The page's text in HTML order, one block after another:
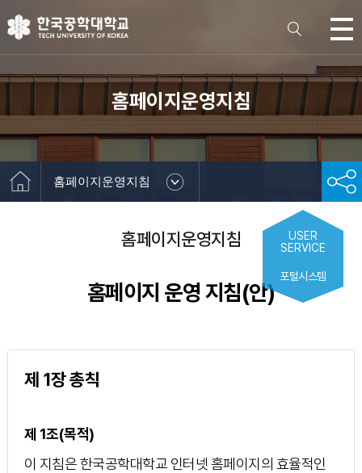
USER
SERVICE
포털시스템
홈페이지운영지침
홈페이지운영지침
홈페이지운영지침
홈페이지 운영 지침(안)
제 1장 총칙
제 1조(목적)
이 지침은 한국공학대학교 인터넷 홈페이지의 효율적인